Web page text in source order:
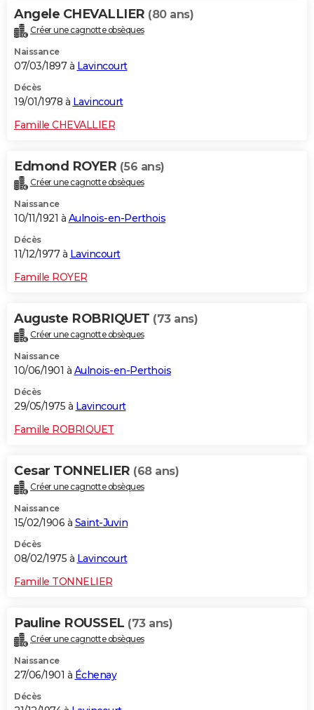
Angele CHEVALLIER (80 ans)
Créer une cagnotte obsèques
Naissance
07/03/1897 à Lavincourt
Décès
19/01/1978 à Lavincourt
Famille CHEVALLIER
Edmond ROYER (56 ans)
Créer une cagnotte obsèques
Naissance
10/11/1921 à Aulnois-en-Perthois
Décès
11/12/1977 à Lavincourt
Famille ROYER
Auguste ROBRIQUET (73 ans)
Créer une cagnotte obsèques
Naissance
10/06/1901 à Aulnois-en-Perthois
Décès
29/05/1975 à Lavincourt
Famille ROBRIQUET
Cesar TONNELIER (68 ans)
Créer une cagnotte obsèques
Naissance
15/02/1906 à Saint-Juvin
Décès
08/02/1975 à Lavincourt
Famille TONNELIER
Pauline ROUSSEL (73 ans)
Créer une cagnotte obsèques
Naissance
27/06/1901 à Échenay
Décès